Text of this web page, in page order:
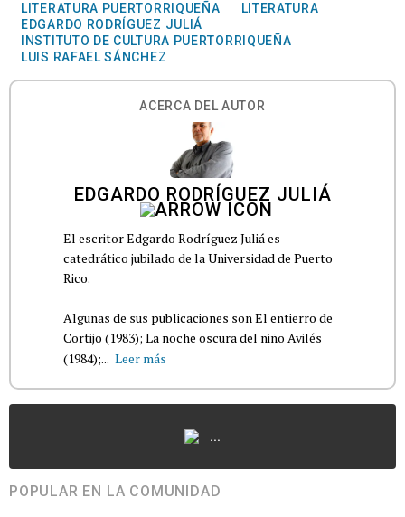
LITERATURA PUERTORRIQUEÑA
LITERATURA
EDGARDO RODRÍGUEZ JULIÁ
INSTITUTO DE CULTURA PUERTORRIQUEÑA
LUIS RAFAEL SÁNCHEZ
ACERCA DEL AUTOR
EDGARDO RODRÍGUEZ JULIÁ
El escritor Edgardo Rodríguez Juliá es
catedrático jubilado de la Universidad de Puerto
Rico.
Algunas de sus publicaciones son El entierro de
Cortijo (1983); La noche oscura del niño Avilés
(1984);... Leer más
...
POPULAR EN LA COMUNIDAD